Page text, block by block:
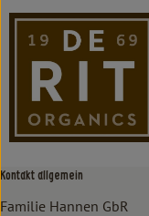
Kontakt allgemein
Familie Hannen GbR